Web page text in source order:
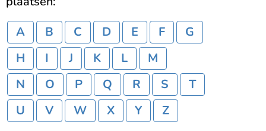
A
B C D E F
G
H
I J K L
M
N
O P Q R S
T
U
V W X Y Z